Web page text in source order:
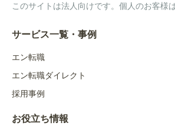
このサイトは法人向けです。個人のお客様
サービス一覧・事例
エン転職
エン転職ダイレクト
採用事例
お役立ち情報